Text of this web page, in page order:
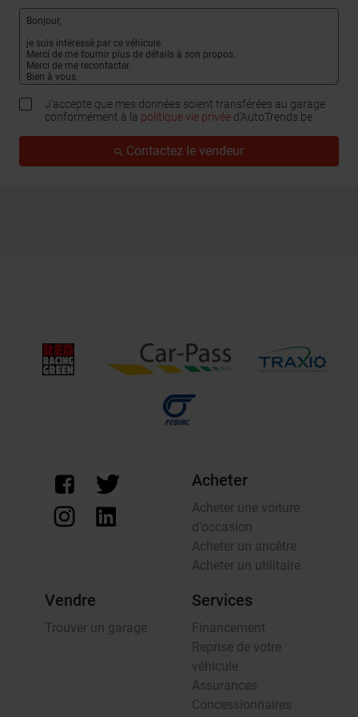
J'accepte que mes données soient transférées au garage
conformément à la politique vie privée d’AutoTrends.be.
Contactez le vendeur
Acheter
Acheter une voiture
d'occasion
Acheter un ancêtre
Acheter un utilitaire
Vendre
Trouver un garage
Services
Financement
Reprise de votre
véhicule
Assurances
Concessionnaires